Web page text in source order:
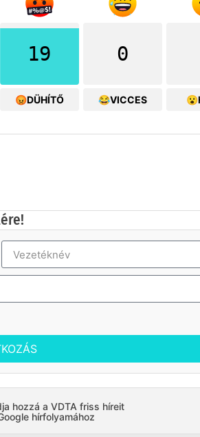
19
😡DÜHÍTŐ
0
😂VICCES
hozzá a VDTA friss híreit
hírfolyamához